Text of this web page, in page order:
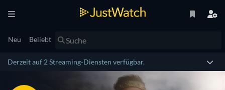
Neu Beliebt
Derzeit auf 2 Streaming-Diensten verfügbar.